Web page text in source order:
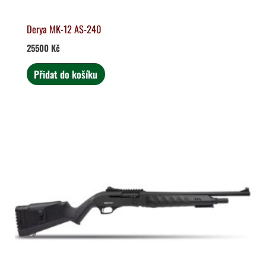
Derya MK-12 AS-240
25500 Kč
Přidat do košíku